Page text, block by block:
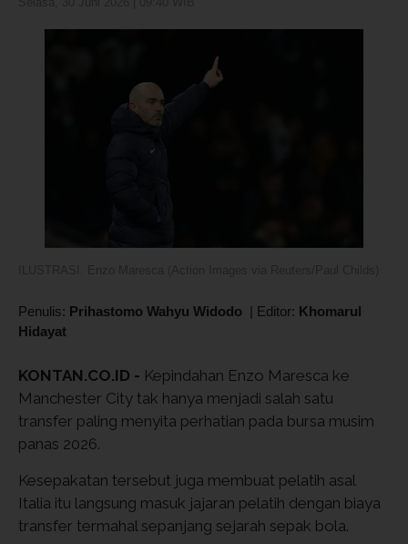
Penulis: Prihastomo Wahyu Widodo | Editor: Khomarul
Hidayat
KONTAN.CO.ID - Kepindahan Enzo Maresca ke
Manchester City tak hanya menjadi salah satu
transfer paling menyita perhatian pada bursa musim
panas 2026.
Kesepakatan tersebut juga membuat pelatih asal
Italia itu langsung masuk jajaran pelatih dengan biaya
transfer termahal sepanjang sejarah sepak bola.